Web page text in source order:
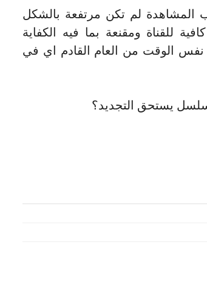
أنَّ نسب المشاهدة لم تكن مرتفعة بالشكل
للقناة ومقنعة بما فيه الكفاية
الوقت من العام القادم اي في
يستحق التجديد؟